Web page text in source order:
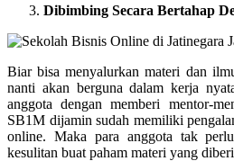
Dibimbing Secara Bertahap
Biar bisa menyalurkan materi dan
nanti akan berguna dalam kerja
anggota dengan memberi mentor-
SB1M dijamin sudah memiliki
online. Maka para anggota tak
kesulitan buat paham materi yang